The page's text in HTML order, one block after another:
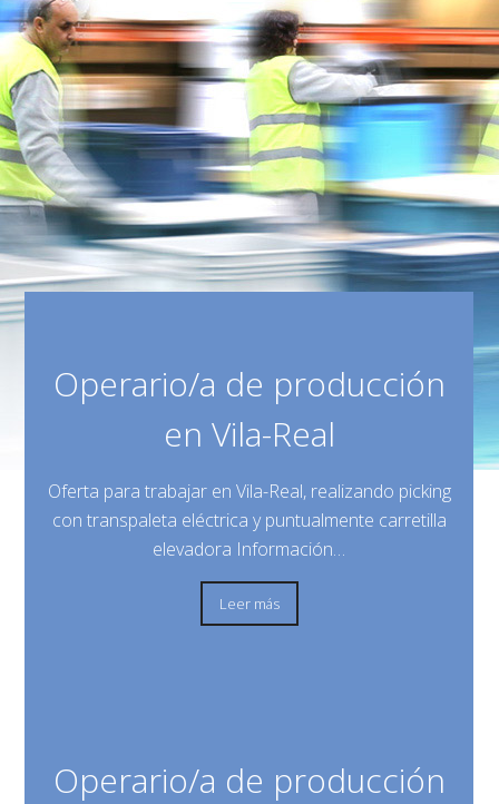
Operario/a de producción
en Vila-Real
Oferta para trabajar en Vila-Real, realizando picking
con transpaleta eléctrica y puntualmente carretilla
elevadora Información…
Leer más
Operario/a de producción